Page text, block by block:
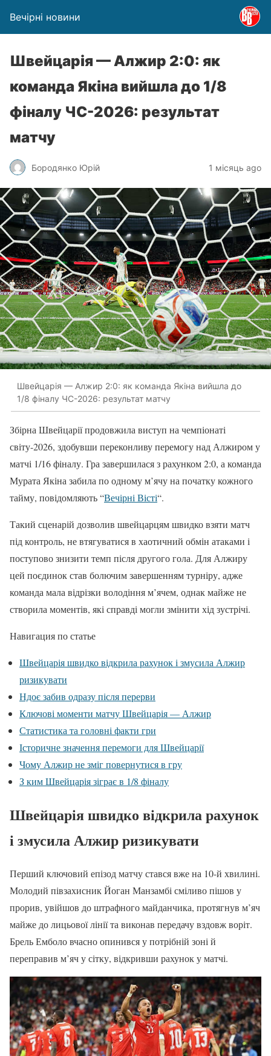
Вечірні новини
Швейцарія — Алжир 2:0: як
команда Якіна вийшла до 1/8
фіналу ЧС-2026: результат
матчу
Бородянко Юрій 1 місяць ago
Швейцарія — Алжир 2:0: як команда Якіна вийшла до
1/8 фіналу ЧС-2026: результат матчу
Збірна Швейцарії продовжила виступ на чемпіонаті
світу-2026, здобувши переконливу перемогу над Алжиром у
матчі 1/16 фіналу. Гра завершилася з рахунком 2:0, а команда
Мурата Якіна забила по одному м’ячу на початку кожного
тайму, повідомляють “Вечірні Вісті“.
Такий сценарій дозволив швейцарцям швидко взяти матч
під контроль, не втягуватися в хаотичний обмін атаками і
поступово знизити темп після другого гола. Для Алжиру
цей поєдинок став болючим завершенням турніру, адже
команда мала відрізки володіння м’ячем, однак майже не
створила моментів, які справді могли змінити хід зустрічі.
Навигация по статье
Швейцарія швидко відкрила рахунок і змусила Алжир
ризикувати
Ндоє забив одразу після перерви
Ключові моменти матчу Швейцарія — Алжир
Статистика та головні факти гри
Історичне значення перемоги для Швейцарії
Чому Алжир не зміг повернутися в гру
З ким Швейцарія зіграє в 1/8 фіналу
Швейцарія швидко відкрила рахунок
і змусила Алжир ризикувати
Перший ключовий епізод матчу стався вже на 10-й хвилині.
Молодий півзахисник Йоган Манзамбі сміливо пішов у
прорив, увійшов до штрафного майданчика, протягнув м’яч
майже до лицьової лінії та виконав передачу вздовж воріт.
Брель Емболо вчасно опинився у потрібній зоні й
переправив м’яч у сітку, відкривши рахунок у матчі.